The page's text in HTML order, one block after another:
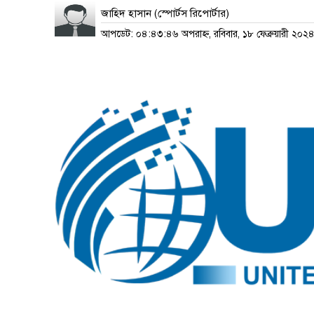
জাহিদ হাসান (স্পোর্টস রিপোর্টার)
আপডেট: ০৪:৪৩:৪৬ অপরাহ্ন, রবিবার, ১৮ ফেব্রুয়ারী ২০২৪